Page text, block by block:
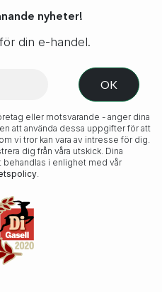
nyheter!
din e-handel.
eller motsvarande - anger dina
att använda dessa uppgifter för att
vi tror kan vara av intresse för dig.
dig från våra utskick. Dina
i enlighet med vår
.